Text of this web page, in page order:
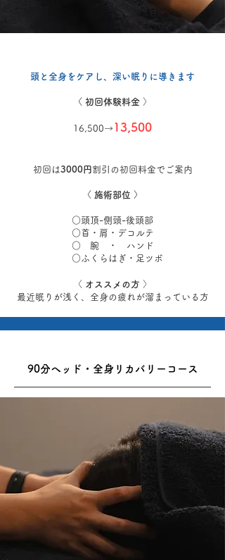
頭と全身をケアし、 深い眠りに導きます
〈 初回体験料金 〉
16,500→ 13,500
初回は3000円割引の初回料金でご案内
〈 施術部位 〉
○頭頂-側頭-後頭部
​○首・肩・デコルテ
○ 腕 ・ ハンド
○ふくらはぎ・足ツボ
〈 オススメの方 〉
最近眠りが浅く、全身の疲れが溜まっている方
90分ヘッド・全身リカバリーコース